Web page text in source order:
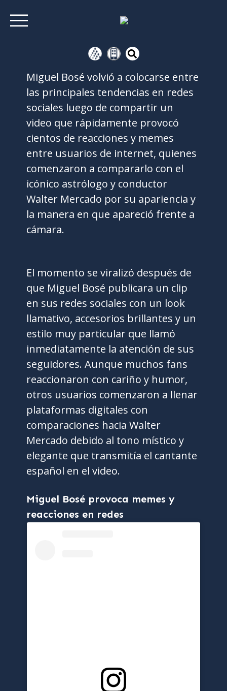
Miguel Bosé volvió a colocarse entre
las principales tendencias en redes
sociales luego de compartir un
video que rápidamente provocó
cientos de reacciones y memes
entre usuarios de internet, quienes
comenzaron a compararlo con el
icónico astrólogo y conductor
Walter Mercado por su apariencia y
la manera en que apareció frente a
cámara.
El momento se viralizó después de
que Miguel Bosé publicara un clip
en sus redes sociales con un look
llamativo, accesorios brillantes y un
estilo muy particular que llamó
inmediatamente la atención de sus
seguidores. Aunque muchos fans
reaccionaron con cariño y humor,
otros usuarios comenzaron a llenar
plataformas digitales con
comparaciones hacia Walter
Mercado debido al tono místico y
elegante que transmitía el cantante
español en el video.
Miguel Bosé provoca memes y
reacciones en redes